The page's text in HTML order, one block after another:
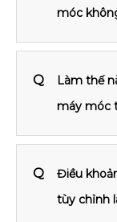
móc
Q
Làm thế
máy móc
Q
Điều
tùy chỉnh